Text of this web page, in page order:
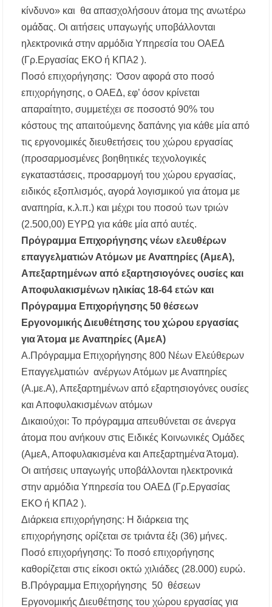
κίνδυνο» και θα απασχολήσουν άτομα της ανωτέρω
ομάδας. Οι αιτήσεις υπαγωγής υποβάλλονται
ηλεκτρονικά στην αρμόδια Υπηρεσία του ΟΑΕΔ
(Γρ.Εργασίας ΕΚΟ ή ΚΠΑ2 ).
Ποσό επιχορήγησης: Όσον αφορά στο ποσό
επιχορήγησης, ο ΟΑΕΔ, εφ’ όσον κρίνεται
απαραίτητο, συμμετέχει σε ποσοστό 90% του
κόστους της απαιτούμενης δαπάνης για κάθε μία από
τις εργονομικές διευθετήσεις του χώρου εργασίας
(προσαρμοσμένες βοηθητικές τεχνολογικές
εγκαταστάσεις, προσαρμογή του χώρου εργασίας,
ειδικός εξοπλισμός, αγορά λογισμικού για άτομα με
αναπηρία, κ.λ.π.) και μέχρι του ποσού των τριών
(2.500,00) ΕΥΡΩ για κάθε μία από αυτές.
Πρόγραμμα Επιχορήγησης νέων ελευθέρων
επαγγελματιών Ατόμων με Αναπηρίες (AμεΑ),
Απεξαρτημένων από εξαρτησιογόνες ουσίες και
Αποφυλακισμένων ηλικίας 18-64 ετών και
Πρόγραμμα Επιχορήγησης 50 θέσεων
Εργονομικής Διευθέτησης του χώρου εργασίας
για Άτομα με Αναπηρίες (AμεΑ)
Α.Πρόγραμμα Επιχορήγησης 800 Νέων Ελεύθερων
Επαγγελματιών ανέργων Ατόμων με Αναπηρίες
(A.με.Α), Απεξαρτημένων από εξαρτησιογόνες ουσίες
και Αποφυλακισμένων ατόμων
Δικαιούχοι: Το πρόγραμμα απευθύνεται σε άνεργα
άτομα που ανήκουν στις Ειδικές Κοινωνικές Ομάδες
(ΑμεΑ, Αποφυλακισμένα και Απεξαρτημένα Άτομα).
Οι αιτήσεις υπαγωγής υποβάλλονται ηλεκτρονικά
στην αρμόδια Υπηρεσία του ΟΑΕΔ (Γρ.Εργασίας
ΕΚΟ ή ΚΠΑ2 ).
Διάρκεια επιχορήγησης: Η διάρκεια της
επιχορήγησης ορίζεται σε τριάντα έξι (36) μήνες.
Ποσό επιχορήγησης: Το ποσό επιχορήγησης
καθορίζεται στις είκοσι οκτώ χιλιάδες (28.000) ευρώ.
Β.Πρόγραμμα Επιχορήγησης 50 θέσεων
Εργονομικής Διευθέτησης του χώρου εργασίας για